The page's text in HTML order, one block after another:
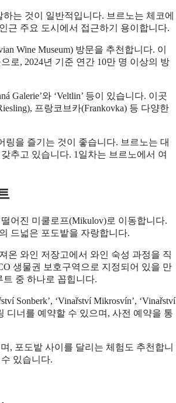
는 것이 일반적입니다. 브르노는 체코에
근 주요 도시에서 접근하기 용이합니다.
Wine Museum) 방문을 추천합니다. 이
로, 2024년 기준 연간 10만 명 이상의 방
Galerie’와 ‘Veltlin’ 등이 있습니다. 이곳
프랑코브카(Frankovka) 등 다양한
을 즐기는 것이 좋습니다. 브르노는 대
추고 있습니다. 1일차는 브르노에서 여
어진 미쿨로프(Mikulov)로 이동합니다.
드넓은 포도밭을 자랑합니다.
온 와인 저장고에서 와인 숙성 과정을 직
생물권 보호구역으로 지정되어 있을 만
중 하나로 꼽힙니다.
‘Vinařství Mikrosvín’, ‘Vinařství
디너를 예약할 수 있으며, 사전 예약을 통
, 포도밭 사이를 달리는 체험도 추천합니
있습니다.